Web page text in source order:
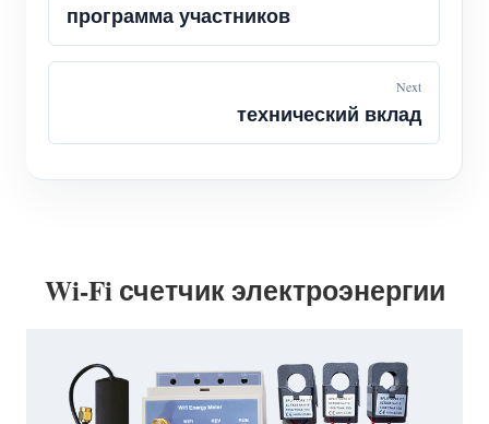
программа участников
Next
технический вклад
Wi-Fi счетчик электроэнергии